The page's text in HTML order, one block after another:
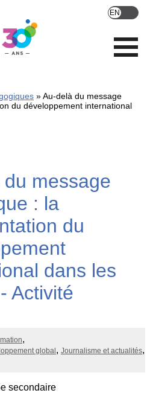
Au-delà du message
du développement international
message
: la
du
dans les
Activité
global
Journalisme et actualités
secondaire